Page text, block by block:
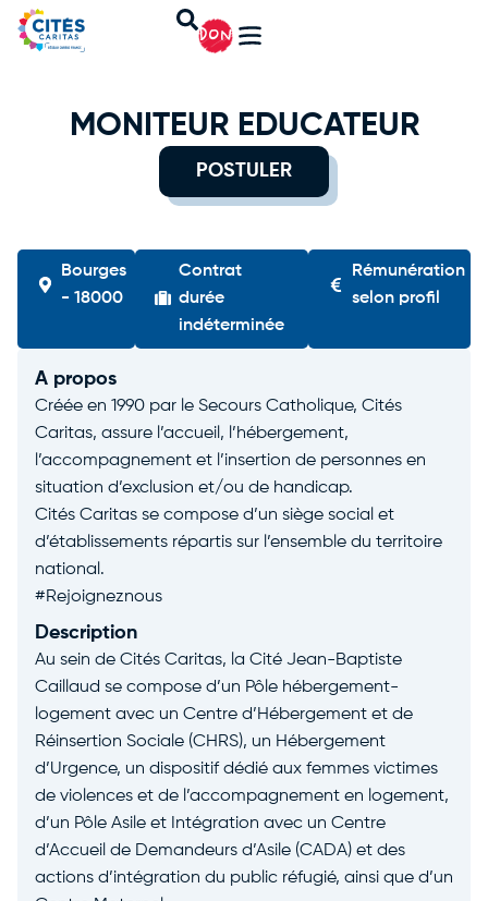
DON
MONITEUR EDUCATEUR
POSTULER
Bourges
- 18000
Contrat
durée
indéterminée
Rémunération
selon profil
A propos
Créée en 1990 par le Secours Catholique, Cités
Caritas, assure l’accueil, l’hébergement,
l’accompagnement et l’insertion de personnes en
situation d’exclusion et/ou de handicap.
Cités Caritas se compose d’un siège social et
d’établissements répartis sur l’ensemble du territoire
national.
#Rejoigneznous
Description
Au sein de Cités Caritas, la Cité Jean-Baptiste
Caillaud se compose d’un Pôle hébergement-
logement avec un Centre d’Hébergement et de
Réinsertion Sociale (CHRS), un Hébergement
d’Urgence, un dispositif dédié aux femmes victimes
de violences et de l’accompagnement en logement,
d’un Pôle Asile et Intégration avec un Centre
d’Accueil de Demandeurs d’Asile (CADA) et des
actions d’intégration du public réfugié, ainsi que d’un